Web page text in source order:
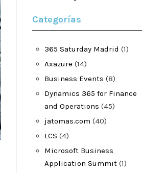
Categorías
365 Saturday Madrid (1)
Axazure (14)
Business Events (8)
Dynamics 365 for Finance
and Operations (45)
jatomas.com (40)
LCS (4)
Microsoft Business
Application Summit (1)